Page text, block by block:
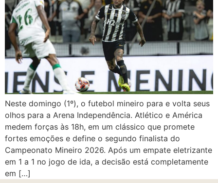
Neste domingo (1º), o futebol mineiro para e volta seus
olhos para a Arena Independência. Atlético e América
medem forças às 18h, em um clássico que promete
fortes emoções e define o segundo finalista do
Campeonato Mineiro 2026. Após um empate eletrizante
em 1 a 1 no jogo de ida, a decisão está completamente
em […]